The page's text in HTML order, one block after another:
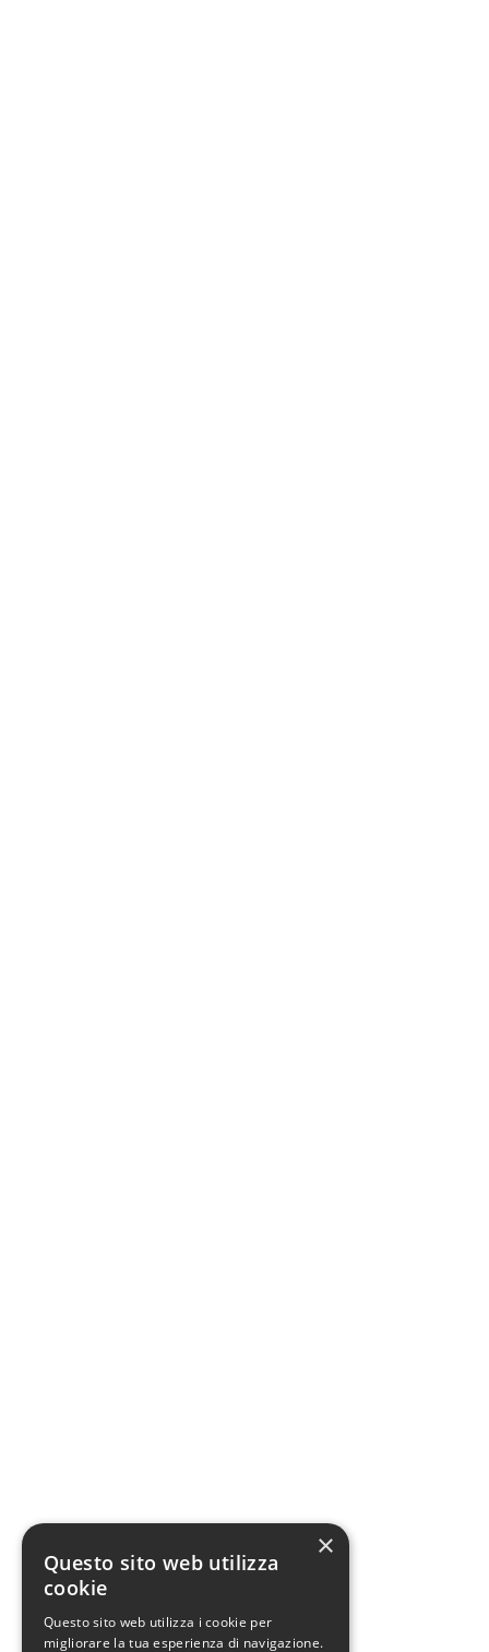
×
Questo sito web utilizza
cookie
Questo sito web utilizza i cookie per
migliorare la tua esperienza di navigazione.